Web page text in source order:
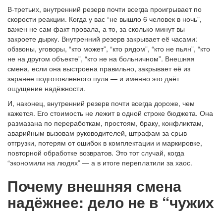
В-третьих, внутренний резерв почти всегда проигрывает по
скорости реакции. Когда у вас “не вышло 6 человек в ночь”,
важен не сам факт провала, а то, за сколько минут вы
закроете дырку. Внутренний резерв закрывает её часами:
обзвоны, уговоры, “кто может”, “кто рядом”, “кто не пьян”, “кто
не на другом объекте”, “кто не на больничном”. Внешняя
смена, если она выстроена правильно, закрывает её из
заранее подготовленного пула — и именно это даёт
ощущение надёжности.
И, наконец, внутренний резерв почти всегда дороже, чем
кажется. Его стоимость не лежит в одной строке бюджета. Она
размазана по переработкам, простоям, браку, конфликтам,
аварийным вызовам руководителей, штрафам за срыв
отгрузки, потерям от ошибок в комплектации и маркировке,
повторной обработке возвратов. Это тот случай, когда
“экономили на людях” — а в итоге переплатили за хаос.
Почему внешняя смена
надёжнее: дело не в “чужих